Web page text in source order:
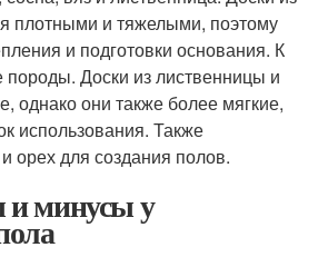
плотными и тяжелыми, поэтому
и подготовки основания. К
породы. Доски из лиственницы и
однако они также более мягкие,
использования. Также
орех для создания полов.
минусы у